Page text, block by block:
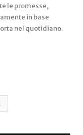
le promesse,
in base
nel quotidiano.